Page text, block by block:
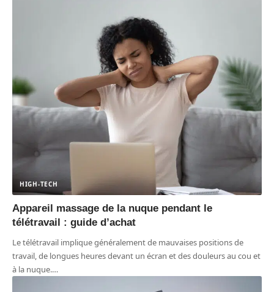
HIGH-TECH
Appareil massage de la nuque pendant le
télétravail : guide d’achat
Le télétravail implique généralement de mauvaises positions de
travail, de longues heures devant un écran et des douleurs au cou et
à la nuque.…